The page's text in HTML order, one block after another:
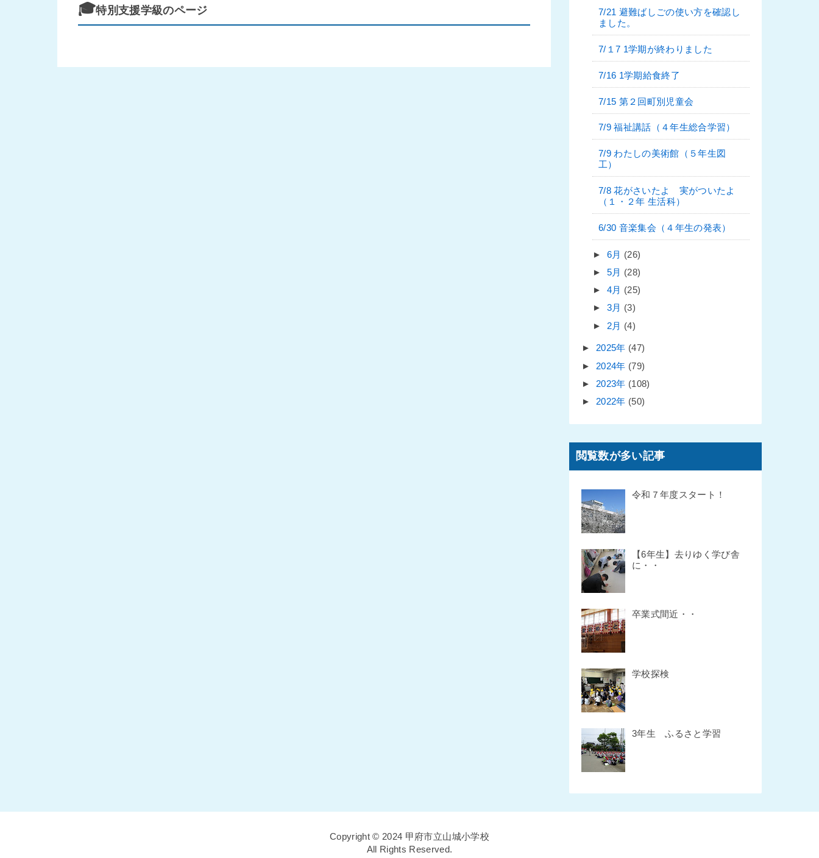
🎓特別支援学級のページ
7/21 避難ばしごの使い方を確認し
ました。
7/１7 1学期が終わりました
7/16 1学期給食終了
7/15 第２回町別児童会
7/9 福祉講話（４年生総合学習）
7/9 わたしの美術館（５年生図
工）
7/8 花がさいたよ 実がついたよ
（１・２年 生活科）
6/30 音楽集会（４年生の発表）
► 6月 (26)
► 5月 (28)
► 4月 (25)
► 3月 (3)
► 2月 (4)
► 2025年 (47)
► 2024年 (79)
► 2023年 (108)
► 2022年 (50)
閲覧数が多い記事
令和７年度スタート！
【6年生】去りゆく学び舎
に・・
卒業式間近・・
学校探検
3年生 ふるさと学習
Copyright © 2024 甲府市立山城小学校
All Rights Reserved.